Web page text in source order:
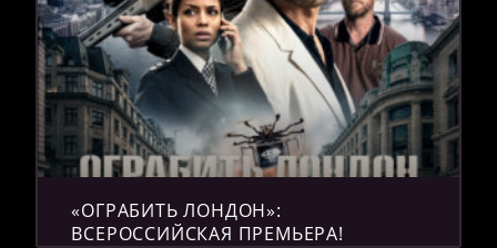
«ОГРАБИТЬ ЛОНДОН»:
ВСЕРОССИЙСКАЯ ПРЕМЬЕРА!